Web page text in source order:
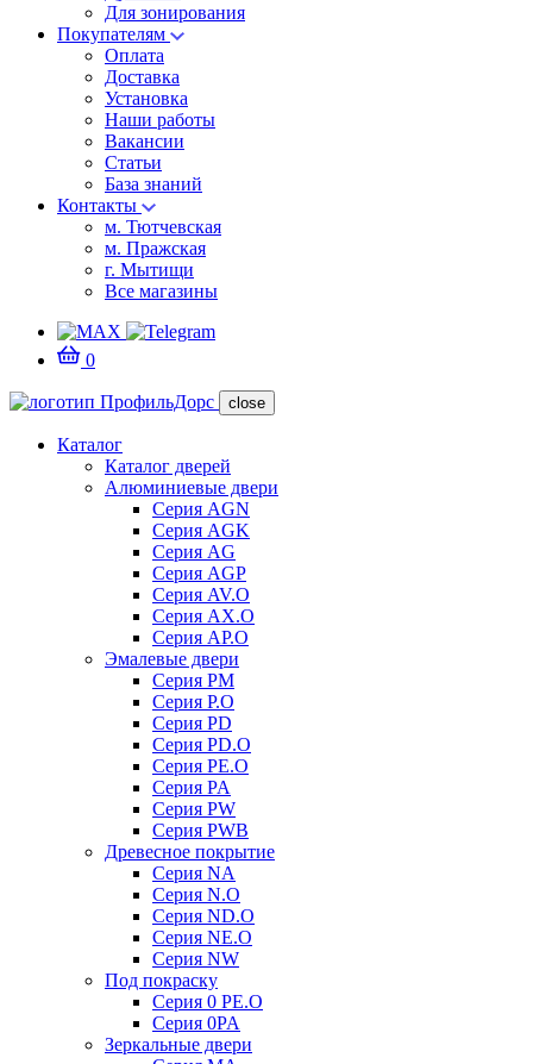
Для зонирования
Покупателям
Оплата
Доставка
Установка
Наши работы
Вакансии
Статьи
База знаний
Контакты
м. Тютчевская
м. Пражская
г. Мытищи
Все магазины
0
close
Каталог
Каталог дверей
Алюминиевые двери
Серия AGN
Серия AGK
Серия AG
Серия AGP
Серия AV.O
Серия AX.O
Серия AP.O
Эмалевые двери
Серия PM
Серия P.O
Серия PD
Серия PD.O
Серия PE.O
Серия PA
Серия PW
Серия PWB
Древесное покрытие
Серия NA
Серия N.O
Серия ND.O
Серия NE.O
Серия NW
Под покраску
Серия 0 PE.O
Серия 0PA
Зеркальные двери